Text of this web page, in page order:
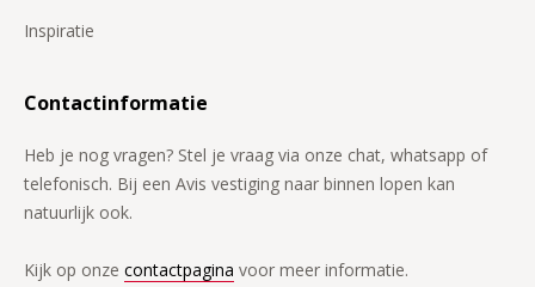
Inspiratie
Contactinformatie
Heb je nog vragen? Stel je vraag via onze chat, whatsapp of
telefonisch. Bij een Avis vestiging naar binnen lopen kan
natuurlijk ook.
Kijk op onze contactpagina voor meer informatie.